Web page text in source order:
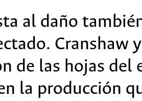
al daño
Cranshaw
de las hojas
la producción